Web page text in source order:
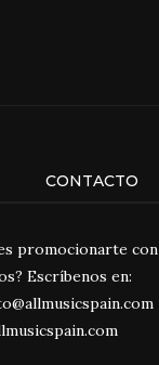
CONTACTO
promocionarte con
Escríbenos en: